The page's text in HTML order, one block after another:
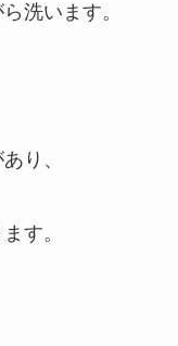
洗います。
り、
す。